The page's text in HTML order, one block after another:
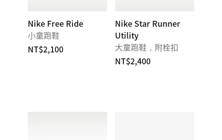
Nike Free Ride
小童跑鞋
NT$2,100
Nike Star Runner
Utility
大童跑鞋，附栓扣
NT$2,400